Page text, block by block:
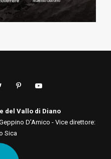
del Vallo di Diano
D’Amico - Vice direttore:
Sica